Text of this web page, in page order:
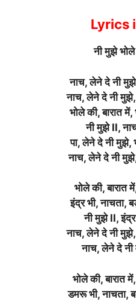
Lyrics
नी मुझे भोले
नाच, लेने दे नी
नाच, लेने दे नी मुझे,
भोले की, बारात
पा, लेने दे नी मुझे,
नाच, लेने दे नी
भोले की, बारात
इंद्र भी, नाचता,
नी मुझे ll,
नाच, लेने दे नी मुझे,
नाच, लेने दे
भोले की, बारात
डमरू भी, नाचता,